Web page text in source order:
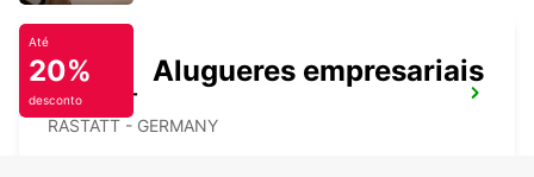
RASTATT
RASTATT - GERMANY
Até
20%
desconto
Alugueres empresariais